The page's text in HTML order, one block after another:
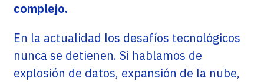
complejo.
En la actualidad los desafíos tecnológicos
nunca se detienen. Si hablamos de
explosión de datos, expansión de la nube,